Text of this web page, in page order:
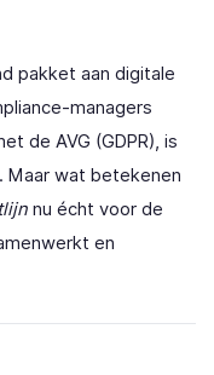
pakket aan digitale
managers
de AVG (GDPR), is
Maar wat betekenen
nu écht voor de
en